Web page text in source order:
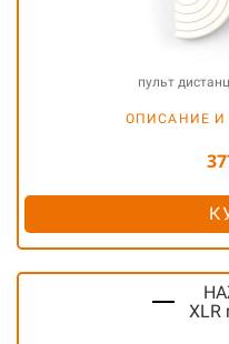
пульт
ОПИСАНИЕ И
XLR